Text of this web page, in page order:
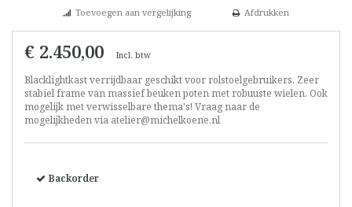
Toevoegen aan vergelijking
Afdrukken
€ 2.450,00 Incl. btw
Blacklightkast verrijdbaar geschikt voor rolstoelgebruikers. Zeer
stabiel frame van massief beuken poten met robuuste wielen. Ook
mogelijk met verwisselbare thema's! Vraag naar de
mogelijkheden via atelier@michelkoene.nl
Backorder